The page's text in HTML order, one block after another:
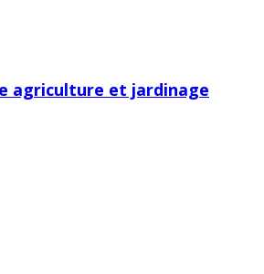
agriculture et jardinage